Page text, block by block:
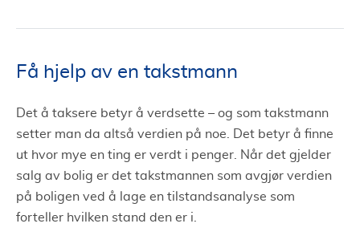
Få hjelp av en takstmann
Det å taksere betyr å verdsette – og som takstmann
setter man da altså verdien på noe. Det betyr å finne
ut hvor mye en ting er verdt i penger. Når det gjelder
salg av bolig er det takstmannen som avgjør verdien
på boligen ved å lage en tilstandsanalyse som
forteller hvilken stand den er i.
Verditakst
El-taksering
Hva er bilen verdt? Taksering av bil